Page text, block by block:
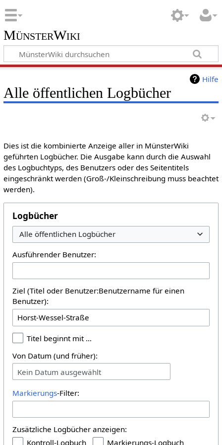
MünsterWiki
Hilfe
Alle öffentlichen Logbücher
Dies ist die kombinierte Anzeige aller in MünsterWiki
geführten Logbücher. Die Ausgabe kann durch die Auswahl
des Logbuchtyps, des Benutzers oder des Seitentitels
eingeschränkt werden (Groß-/Kleinschreibung muss beachtet
werden).
Logbücher
Alle öffentlichen Logbücher
Ausführender Benutzer:
Ziel (Titel oder Benutzer:Benutzername für einen
Benutzer):
Titel beginnt mit …
Von Datum (und früher):
Kein Datum ausgewählt
Markierungs-Filter:
Zusätzliche Logbücher anzeigen:
Kontroll-Logbuch
Markierungs-Logbuch